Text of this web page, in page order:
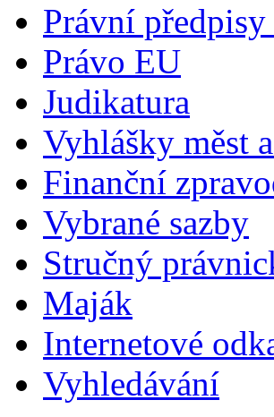
Právní
Právo EU
Judikatura
Vyhlášky měst
Finanční
Vybrané sazby
Stručný
Maják
Internetové
Vyhledávání